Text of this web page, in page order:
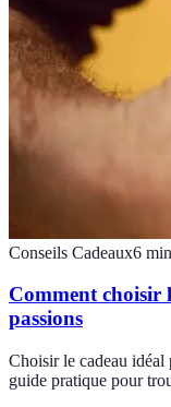
Conseils Cadeaux6 min
Comment choisir
passions
Choisir le cadeau idéal
guide pratique pour